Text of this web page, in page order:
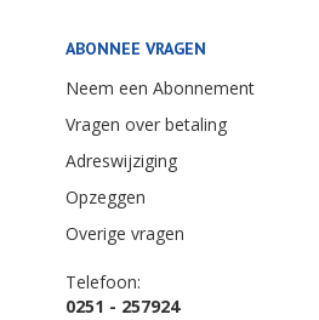
ABONNEE VRAGEN
Neem een Abonnement
Vragen over betaling
Adreswijziging
Opzeggen
Overige vragen
Telefoon:
0251 - 257924